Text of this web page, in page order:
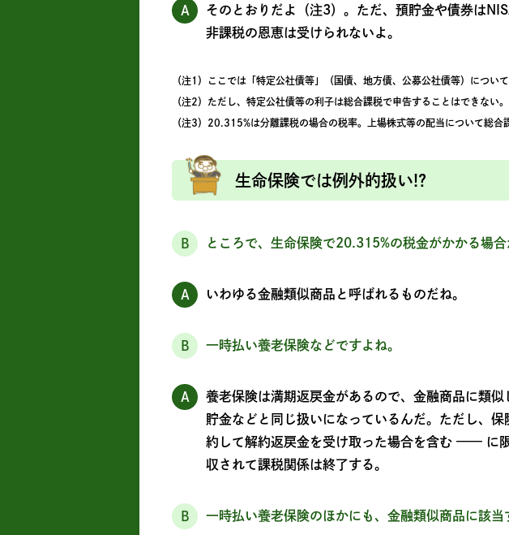
A
そのとおりだよ（注3）。ただ、預貯金や債券は
非課税の恩恵は受けられないよ。
（注1）ここでは「特定公社債等」（国債、地方債、公募公社債等）につい
（注2）ただし、特定公社債等の利子は総合課税で申告することはできない。
（注3）20.315%は分離課税の場合の税率。上場株式等の配当について総合
生命保険では例外的扱い!?
B ところで、生命保険で20.315%の税金がかかる場合
A いわゆる金融類似商品と呼ばれるものだね。
B 一時払い養老保険などですよね。
A
養老保険は満期返戻金があるので、金融商品に類
貯金などと同じ扱いになっているんだ。ただし、
約して解約返戻金を受け取った場合を含む —— に
収されて課税関係は終了する。
B 一時払い養老保険のほかにも、金融類似商品に該当